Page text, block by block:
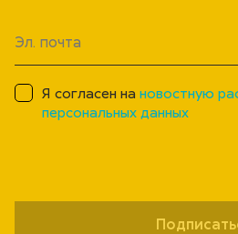
Я согласен нановостную
персональных данных